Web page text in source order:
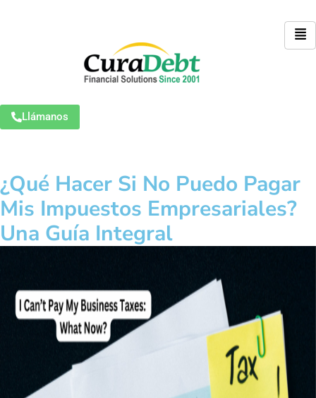
Llámanos
¿Qué Hacer Si No Puedo Pagar
Mis Impuestos Empresariales?
Una Guía Integral